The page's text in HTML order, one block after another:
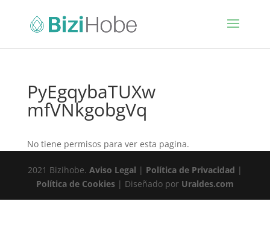
PyEgqybaTUXw
mfVNkgobgVq
No tiene permisos para ver esta pagina.
2021 Bizihobe. Aviso Legal | Política de Privacidad |
Política de Cookies| Diseñado por Uraldes.com